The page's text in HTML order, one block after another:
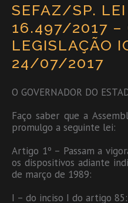
SEFAZ/SP. LEI
16.497/2017 –
LEGISLAÇÃO
24/07/2017
O GOVERNADOR DO
Faço saber que a
promulgo a seguinte lei:
Artigo 1º – Passam a
os dispositivos adiante
de março de 1989:
I – do inciso I do artigo 85: